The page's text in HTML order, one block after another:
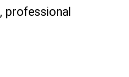
, professional